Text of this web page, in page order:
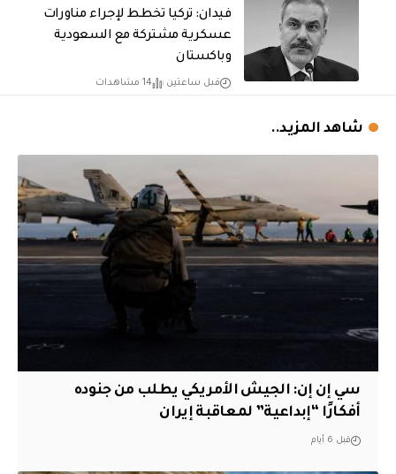
فيدان: تركيا تخطط لإجراء مناورات
عسكرية مشتركة مع السعودية
وباكستان
قبل ساعتين 14 مشاهدات
شاهد المزيد..
سي إن إن: الجيش الأمريكي يطلب من جنوده
أفكارًا “إبداعية” لمعاقبة إيران
قبل 6 أيام